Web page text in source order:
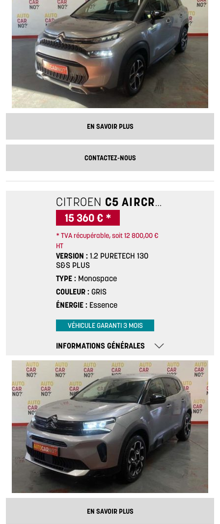
EN SAVOIR PLUS
CONTACTEZ-NOUS
CITROEN C5 AIRCROSS
15 360 € *
* TVA récupérable, soit 12 800,00 €
HT
VERSION
1.2 PURETECH 130
S&S PLUS
TYPE
Monospace
COULEUR
GRIS
ÉNERGIE
Essence
VÉHICULE GARANTI 3 MOIS
INFORMATIONS GÉNÉRALES
EN SAVOIR PLUS